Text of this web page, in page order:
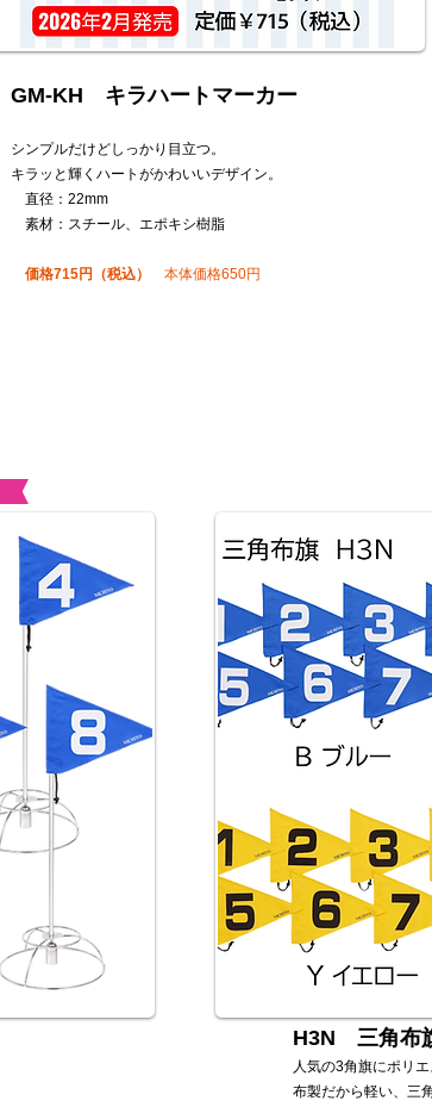
GM-KH キラハートマーカー
シンプルだけどしっかり目立つ。
キラッと輝くハートがかわいいデザイン。
直径：22mm
素材：スチール、エポキシ樹脂
価格715円（税込） 本体価格650円
H3N 三角布
人気の3角旗にポリ
布製だから軽い、三